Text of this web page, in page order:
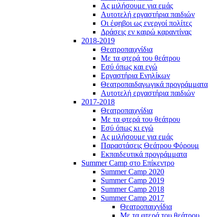
Ας μιλήσουμε για εμάς
Αυτοτελή εργαστήρια παιδιών
Οι έφηβοι ως ενεργοί πολίτες
Δράσεις εν καιρώ καραντίνας
2018-2019
Θεατροπαιχνίδια
Με τα φτερά του θεάτρου
Εσύ όπως και εγώ
Εργαστήρια Ενηλίκων
Θεατροπαιδαγωγικά προγράμματα
Αυτοτελή εργαστήρια παιδιών
2017-2018
Θεατροπαιχνίδια
Με τα φτερά του θεάτρου
Εσύ όπως κι εγώ
Ας μιλήσουμε για εμάς
Παραστάσεις Θεάτρου Φόρουμ
Εκπαιδευτικά προγράμματα
Summer Camp στο Επίκεντρο
Summer Camp 2020
Summer Camp 2019
Summer Camp 2018
Summer Camp 2017
Θεατροπαιχνίδια
Με τα φτερά του θεάτρου